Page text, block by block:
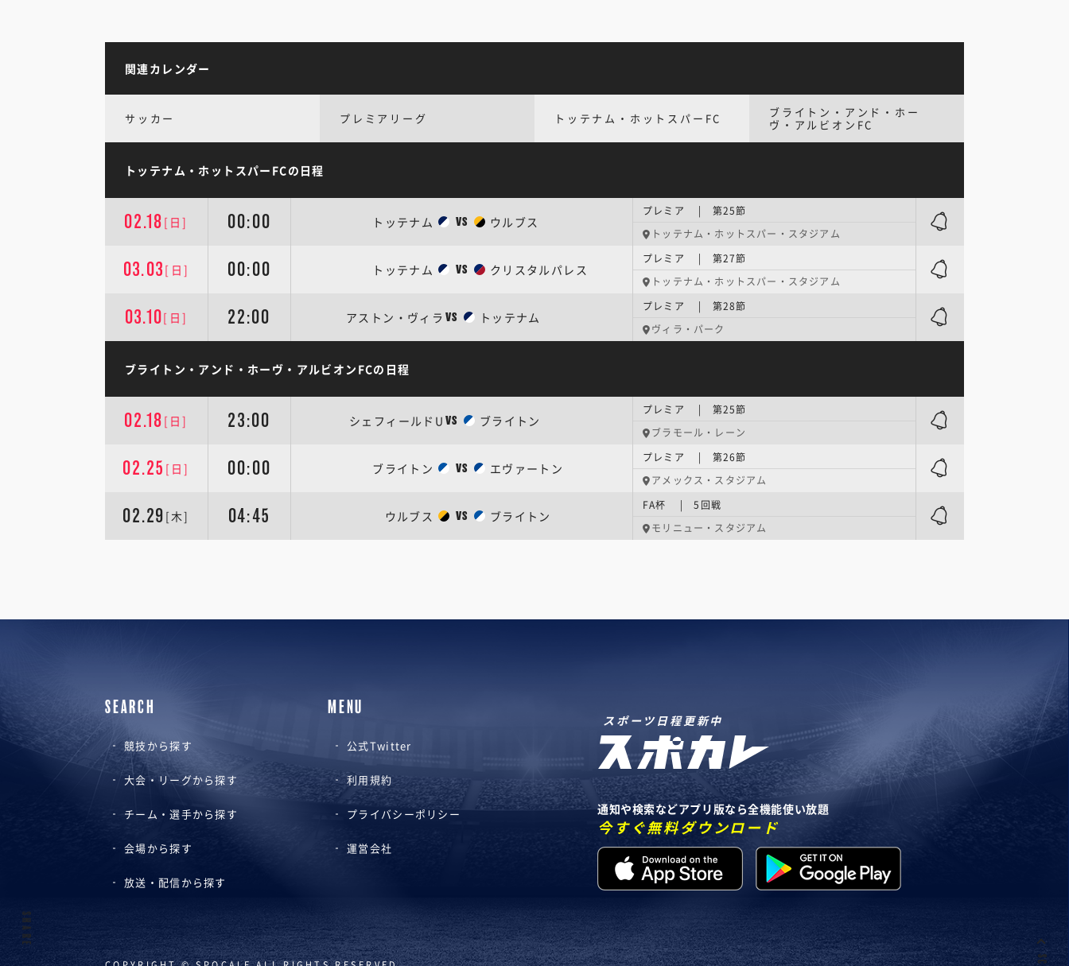
関連カレンダー
サッカー プレミアリーグ トッテナム・ホットスパーFC
ブライトン・アンド・ホー
ヴ・アルビオンFC
トッテナム・ホットスパーFCの日程
02.18 [日] 00:00 トッテナム VS ウルブス
プレミア | 第25節
トッテナム・ホットスパー・スタジアム
03.03 [日] 00:00 トッテナム VS クリスタルパレス
プレミア | 第27節
トッテナム・ホットスパー・スタジアム
03.10[日] 22:00 アストン・ヴィラ VS トッテナム
プレミア | 第28節
ヴィラ・パーク
ブライトン・アンド・ホーヴ・アルビオンFCの日程
02.18 [日] 23:00 シェフィールドU VS ブライトン
プレミア | 第25節
ブラモール・レーン
02.25 [日] 00:00 ブライトン VS エヴァートン
プレミア | 第26節
アメックス・スタジアム
02.29 [木] 04:45 ウルブス VS ブライトン
FA杯 | 5回戦
モリニュー・スタジアム
SEARCH
競技から探す
大会・リーグから探す
チーム・選手から探す
会場から探す
放送・配信から探す
MENU
公式Twitter
利用規約
プライバシーポリシー
運営会社
スポーツ日程更新中
通知や検索などアプリ版なら全機能使い放題
今すぐ無料ダウンロード
SHARE